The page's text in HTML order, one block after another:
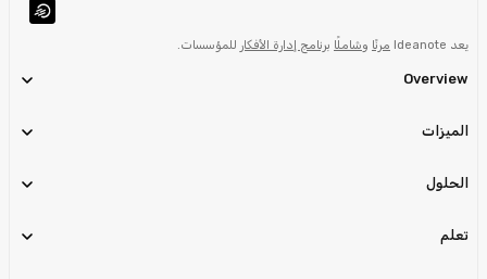
يعد Ideanote مرنًا وشاملًا برنامج إدارة الأفكار للمؤسسات.
Overview
الميزات
الحلول
تعلم